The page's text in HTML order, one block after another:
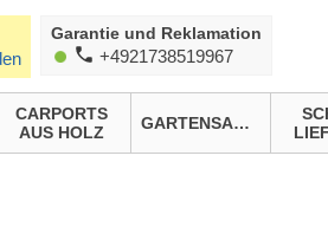
Garantie und Reklamation
+4921738519967
CARPORTS
AUS HOLZ
GARTENSAUNA